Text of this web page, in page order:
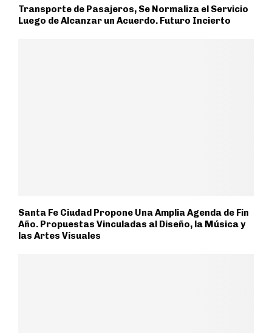
Transporte de Pasajeros, Se Normaliza el Servicio
Luego de Alcanzar un Acuerdo. Futuro Incierto
Santa Fe Ciudad Propone Una Amplia Agenda de Fin
Año. Propuestas Vinculadas al Diseño, la Música y
las Artes Visuales